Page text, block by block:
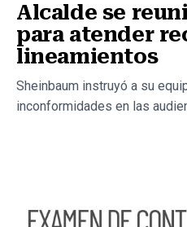
Alcalde se
para atender
lineamientos
Sheinbaum instruyó a su
inconformidades en las